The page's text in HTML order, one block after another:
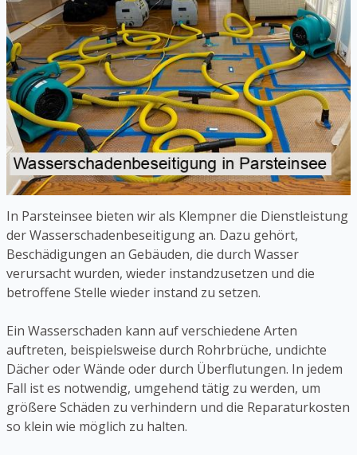
In Parsteinsee bieten wir als Klempner die Dienstleistung
der Wasserschadenbeseitigung an. Dazu gehört,
Beschädigungen an Gebäuden, die durch Wasser
verursacht wurden, wieder instandzusetzen und die
betroffene Stelle wieder instand zu setzen.
Ein Wasserschaden kann auf verschiedene Arten
auftreten, beispielsweise durch Rohrbrüche, undichte
Dächer oder Wände oder durch Überflutungen. In jedem
Fall ist es notwendig, umgehend tätig zu werden, um
größere Schäden zu verhindern und die Reparaturkosten
so klein wie möglich zu halten.